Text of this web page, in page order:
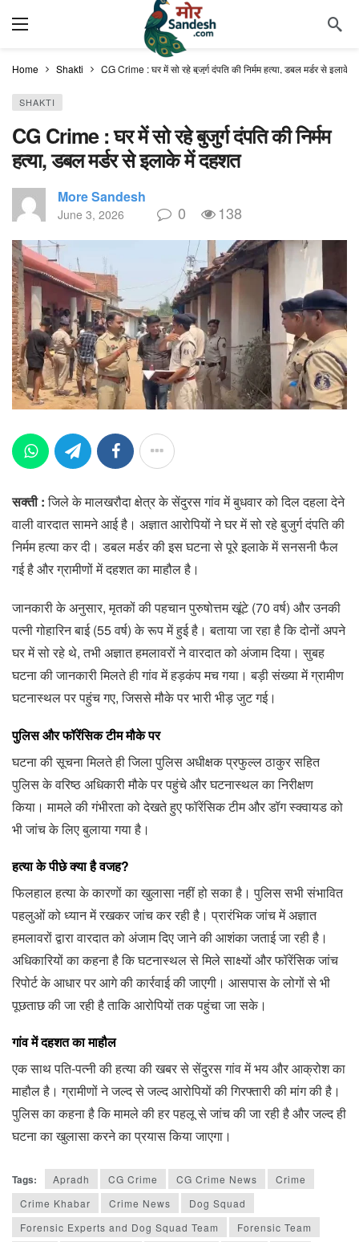
Home Shakti CG Crime : घर में सो रहे बुजुर्ग दंपति की निर्मम हत्या, डबल मर्डर से इलाके
SHAKTI
CG Crime : घर में सो रहे बुजुर्ग दंपति की निर्मम
हत्या, डबल मर्डर से इलाके में दहशत
More Sandesh
June 3, 2026 0 138
सक्ती :जिले के मालखरौदा क्षेत्र के सेंदुरस गांव में बुधवार को दिल दहला देने
वाली वारदात सामने आई है। अज्ञात आरोपियों ने घर में सो रहे बुजुर्ग दंपति की
निर्मम हत्या कर दी। डबल मर्डर की इस घटना से पूरे इलाके में सनसनी फैल
गई है और ग्रामीणों में दहशत का माहौल है।
जानकारी के अनुसार, मृतकों की पहचान पुरुषोत्तम खूंटे (70 वर्ष) और उनकी
पत्नी गोहारिन बाई (55 वर्ष) के रूप में हुई है। बताया जा रहा है कि दोनों अपने
घर में सो रहे थे, तभी अज्ञात हमलावरों ने वारदात को अंजाम दिया। सुबह
घटना की जानकारी मिलते ही गांव में हड़कंप मच गया। बड़ी संख्या में ग्रामीण
घटनास्थल पर पहुंच गए, जिससे मौके पर भारी भीड़ जुट गई।
पुलिस और फॉरेंसिक टीम मौके पर
घटना की सूचना मिलते ही जिला पुलिस अधीक्षक प्रफुल्ल ठाकुर सहित
पुलिस के वरिष्ठ अधिकारी मौके पर पहुंचे और घटनास्थल का निरीक्षण
किया। मामले की गंभीरता को देखते हुए फॉरेंसिक टीम और डॉग स्क्वायड को
भी जांच के लिए बुलाया गया है।
हत्या के पीछे क्या है वजह?
फिलहाल हत्या के कारणों का खुलासा नहीं हो सका है। पुलिस सभी संभावित
पहलुओं को ध्यान में रखकर जांच कर रही है। प्रारंभिक जांच में अज्ञात
हमलावरों द्वारा वारदात को अंजाम दिए जाने की आशंका जताई जा रही है।
अधिकारियों का कहना है कि घटनास्थल से मिले साक्ष्यों और फॉरेंसिक जांच
रिपोर्ट के आधार पर आगे की कार्रवाई की जाएगी। आसपास के लोगों से भी
पूछताछ की जा रही है ताकि आरोपियों तक पहुंचा जा सके।
गांव में दहशत का माहौल
एक साथ पति-पत्नी की हत्या की खबर से सेंदुरस गांव में भय और आक्रोश का
माहौल है। ग्रामीणों ने जल्द से जल्द आरोपियों की गिरफ्तारी की मांग की है।
पुलिस का कहना है कि मामले की हर पहलू से जांच की जा रही है और जल्द ही
घटना का खुलासा करने का प्रयास किया जाएगा।
Tags: Apradh CG Crime CG Crime News
Crime
Crime Khabar
Crime News
Dog Squad
Forensic Experts and Dog Squad Team
Forensic Team